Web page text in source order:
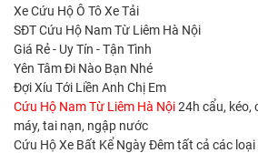
Xe Cứu Hộ Ô Tô Xe Tải
SĐT Cứu Hộ Nam Từ Liêm Hà Nội
Giá Rẻ - Uy Tín - Tận Tình
Yên Tâm Đi Nào Bạn Nhé
Đợi Xíu Tới Liền Anh Chị Em
Cứu Hộ Nam Từ Liêm Hà Nội24h cẩu, kéo,
máy, tai nạn, ngập nước
Cứu Hộ Xe Bất Kể Ngày Đêm tất cả các